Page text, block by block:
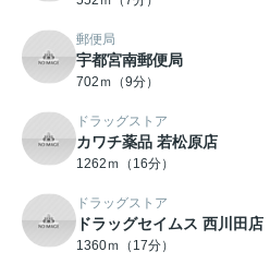
郵便局
宇都宮南郵便局
702ｍ（9分）
ドラッグストア
カワチ薬品 若松原店
1262ｍ（16分）
ドラッグストア
ドラッグセイムス 西川田店
1360ｍ（17分）